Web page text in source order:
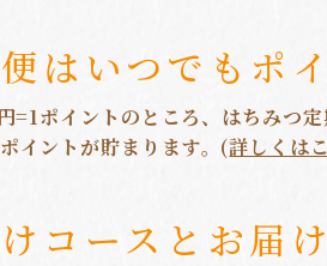
はいつでもポ
=1ポイントのところ、はちみつ
イントが貯まります。(詳しくは
コースとお届